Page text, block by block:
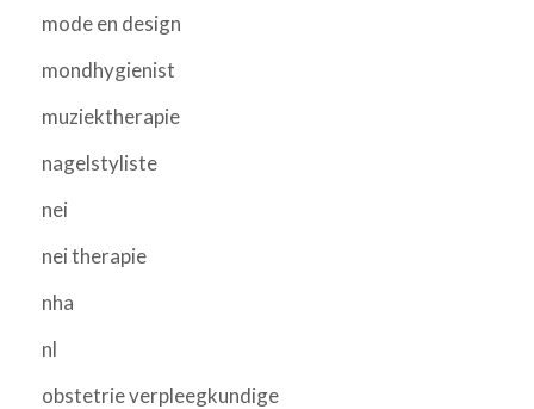
mode en design
mondhygienist
muziektherapie
nagelstyliste
nei
nei therapie
nha
nl
obstetrie verpleegkundige